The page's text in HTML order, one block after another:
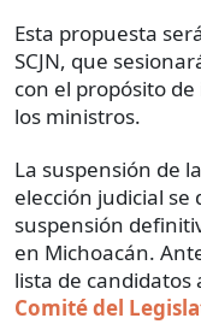
Esta propuesta
SCJN, que
con el propósito
los ministros.
La suspensión de
elección judicial se
suspensión
en Michoacán.
lista de candidatos
Comité del